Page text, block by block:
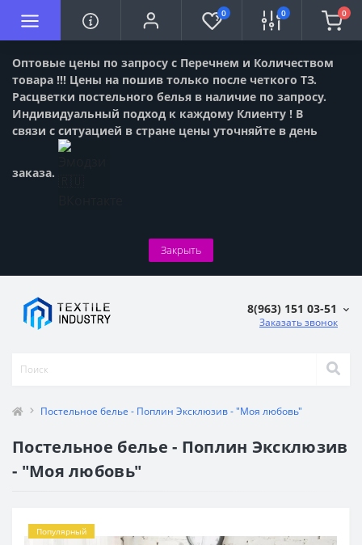
Оптовые цены по запросу с Перечнем и Количеством
товара !!! Цены на пошив только после четкого ТЗ.
Расцветки постельного белья в наличие по запросу.
Индивидуальный подход к каждому Клиенту ! В
связи с ситуацией в стране цены уточняйте в день
заказа.
Закрыть
0 0 0
8(963) 151 03-51
Заказать звонок
Постельное белье - Поплин Эксклюзив - "Моя любовь"
Постельное белье - Поплин Эксклюзив
- "Моя любовь"
Популярный